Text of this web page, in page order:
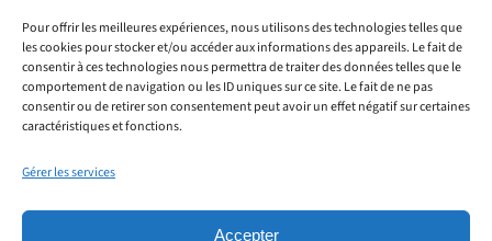
Pour offrir les meilleures expériences, nous utilisons des technologies telles que
les cookies pour stocker et/ou accéder aux informations des appareils. Le fait de
consentir à ces technologies nous permettra de traiter des données telles que le
comportement de navigation ou les ID uniques sur ce site. Le fait de ne pas
consentir ou de retirer son consentement peut avoir un effet négatif sur certaines
caractéristiques et fonctions.
Gérer les services
Accepter
Contact